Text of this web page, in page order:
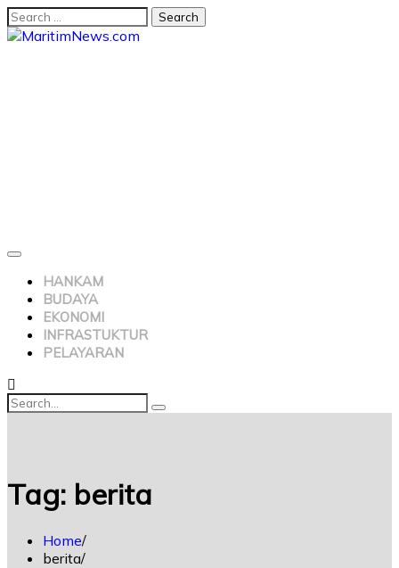
HANKAM
BUDAYA
EKONOMI
INFRASTUKTUR
PELAYARAN
Tag: berita
Home
berita